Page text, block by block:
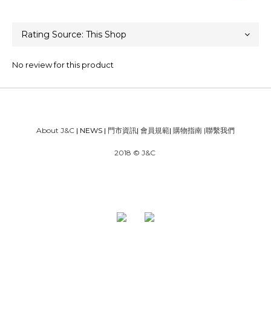
No review for this product
About J&C | NEWS | 門市資訊| 會員規範| 購物指南 |聯繫我們
2018 © J&C